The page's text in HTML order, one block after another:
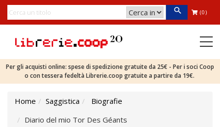
(0)
Per gli acquisti online: spese di spedizione gratuite da 25€ - Per i soci Coop
o con tessera fedeltà Librerie.coop gratuite a partire da 19€.
Home Saggistica
Biografie
Diario del mio Tor Des Géants